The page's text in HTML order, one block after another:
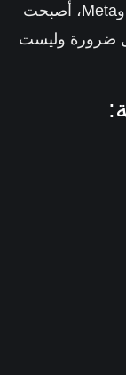
ومع ارتفاع تكلفة الإعلانات على Google وMeta، أصبحت
وليست